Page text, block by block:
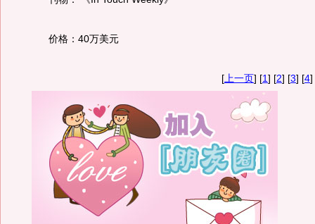
价格： 40万美元
[ 上一页] [1] [2] [3] [4]